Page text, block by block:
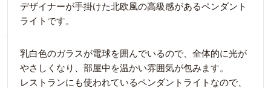
デザイナーが手掛けた北欧風の高級感があるペンダント
ライトです。
乳白色のガラスが電球を囲んでいるので、全体的に光が
やさしくなり、部屋中を温かい雰囲気が包みます。
レストランにも使われているペンダントライトなので、